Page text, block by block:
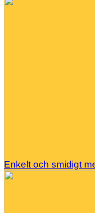
Enkelt och smidigt